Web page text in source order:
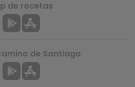
de recetas
de Santiago